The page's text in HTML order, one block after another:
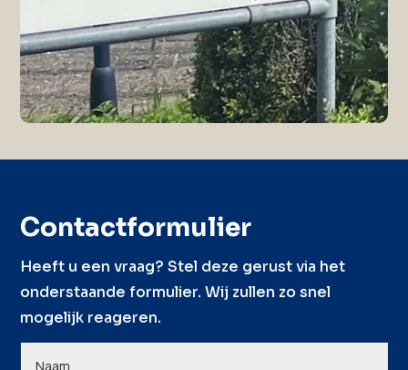
Contactformulier
Heeft u een vraag? Stel deze gerust via het
onderstaande formulier. Wij zullen zo snel
mogelijk reageren.